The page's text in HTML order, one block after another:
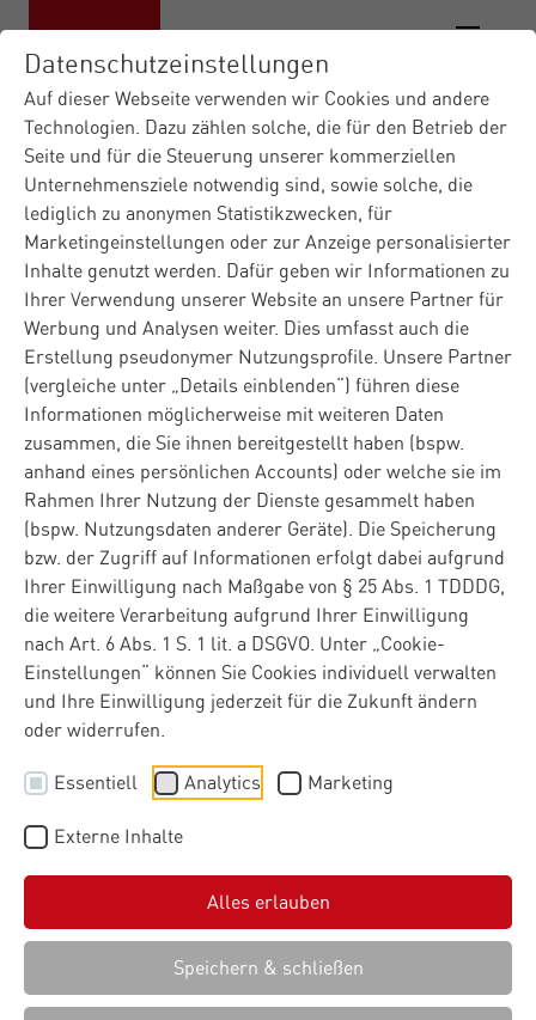
Datenschutzeinstellungen
Auf dieser Webseite verwenden wir Cookies und andere
Technologien. Dazu zählen solche, die für den Betrieb der
Seite und für die Steuerung unserer kommerziellen
Unternehmensziele notwendig sind, sowie solche, die
lediglich zu anonymen Statistikzwecken, für
Marketingeinstellungen oder zur Anzeige personalisierter
Inhalte genutzt werden. Dafür geben wir Informationen zu
Ihrer Verwendung unserer Website an unsere Partner für
Werbung und Analysen weiter. Dies umfasst auch die
Erstellung pseudonymer Nutzungsprofile. Unsere Partner
(vergleiche unter „Details einblenden“) führen diese
Informationen möglicherweise mit weiteren Daten
zusammen, die Sie ihnen bereitgestellt haben (bspw.
anhand eines persönlichen Accounts) oder welche sie im
Rahmen Ihrer Nutzung der Dienste gesammelt haben
(bspw. Nutzungsdaten anderer Geräte). Die Speicherung
bzw. der Zugriff auf Informationen erfolgt dabei aufgrund
Ihrer Einwilligung nach Maßgabe von § 25 Abs. 1 TDDDG,
die weitere Verarbeitung aufgrund Ihrer Einwilligung
nach Art. 6 Abs. 1 S. 1 lit. a DSGVO. Unter „Cookie-
Einstellungen“ können Sie Cookies individuell verwalten
und Ihre Einwilligung jederzeit für die Zukunft ändern
oder widerrufen.
Essentiell Analytics Marketing
Externe Inhalte
Alles erlauben
Speichern & schließen